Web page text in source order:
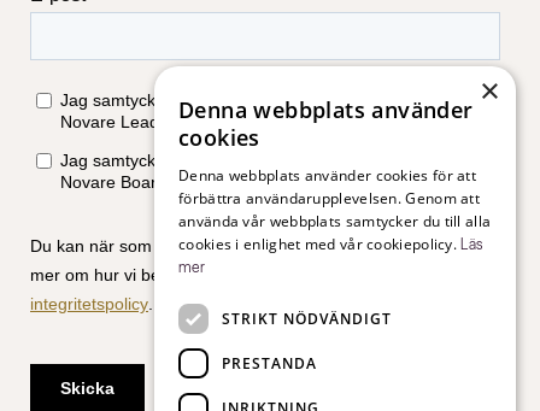
×
Denna webbplats använder
cookies
Denna webbplats använder cookies för att
förbättra användarupplevelsen. Genom att
använda vår webbplats samtycker du till alla
cookies i enlighet med vår cookiepolicy. Läs
mer
STRIKT NÖDVÄNDIGT
PRESTANDA